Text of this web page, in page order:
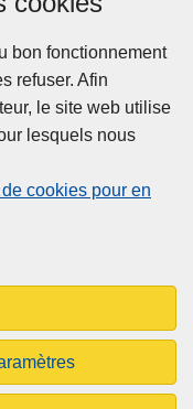
bon fonctionnement
refuser. Afin
le site web utilise
lesquels nous
cookies pour en